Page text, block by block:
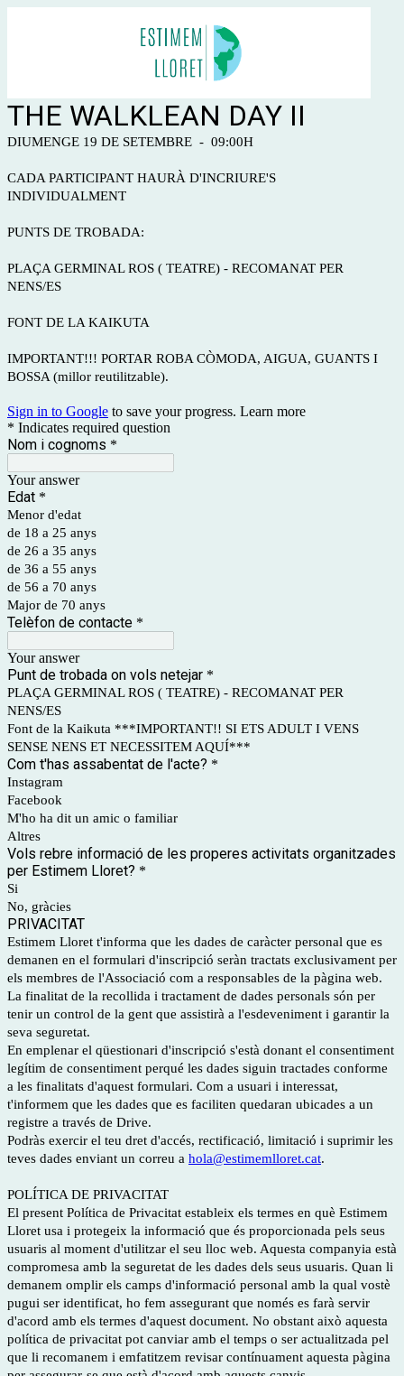
THE WALKLEAN DAY II
DIUMENGE 19 DE SETEMBRE - 09:00H
CADA PARTICIPANT HAURÀ D'INCRIURE'S
INDIVIDUALMENT
PUNTS DE TROBADA:
PLAÇA GERMINAL ROS ( TEATRE) - RECOMANAT PER
NENS/ES
FONT DE LA KAIKUTA
IMPORTANT!!! PORTAR ROBA CÒMODA, AIGUA, GUANTS I
BOSSA (millor reutilitzable).
Sign in to Google to save your progress. Learn more
* Indicates required question
Nom i cognoms *
Your answer
Edat *
Menor d'edat
de 18 a 25 anys
de 26 a 35 anys
de 36 a 55 anys
de 56 a 70 anys
Major de 70 anys
Telèfon de contacte *
Your answer
Punt de trobada on vols netejar *
PLAÇA GERMINAL ROS ( TEATRE) - RECOMANAT PER
NENS/ES
Font de la Kaikuta ***IMPORTANT!! SI ETS ADULT I VENS
SENSE NENS ET NECESSITEM AQUÍ***
Com t'has assabentat de l'acte? *
Instagram
Facebook
M'ho ha dit un amic o familiar
Altres
Vols rebre informació de les properes activitats organitzades
per Estimem Lloret? *
Si
No, gràcies
PRIVACITAT
Estimem Lloret t'informa que les dades de caràcter personal que es
demanen en el formulari d'inscripció seràn tractats exclusivament per
els membres de l'Associació com a responsables de la pàgina web.
La finalitat de la recollida i tractament de dades personals són per
tenir un control de la gent que assistirà a l'esdeveniment i garantir la
seva seguretat.
En emplenar el qüestionari d'inscripció s'està donant el consentiment
legítim de consentiment perqué les dades siguin tractades conforme
a les finalitats d'aquest formulari. Com a usuari i interessat,
t'informem que les dades que es faciliten quedaran ubicades a un
registre a través de Drive.
Podràs exercir el teu dret d'accés, rectificació, limitació i suprimir les
teves dades enviant un correu a hola@estimemlloret.cat.
POLÍTICA DE PRIVACITAT
El present Política de Privacitat estableix els termes en què Estimem
Lloret usa i protegeix la informació que és proporcionada pels seus
usuaris al moment d'utilitzar el seu lloc web. Aquesta companyia està
compromesa amb la seguretat de les dades dels seus usuaris. Quan li
demanem omplir els camps d'informació personal amb la qual vostè
pugui ser identificat, ho fem assegurant que només es farà servir
d'acord amb els termes d'aquest document. No obstant això aquesta
política de privacitat pot canviar amb el temps o ser actualitzada pel
que li recomanem i emfatitzem revisar contínuament aquesta pàgina